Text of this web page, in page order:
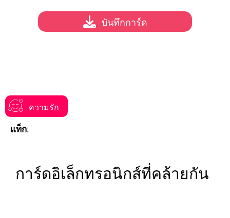
ความรัก
แท็ก:
บันทึกการ์ด
การ์ดอิเล็กทรอนิกส์ที่คล้ายกัน